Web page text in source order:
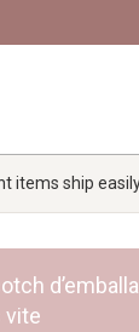
items ship
vite